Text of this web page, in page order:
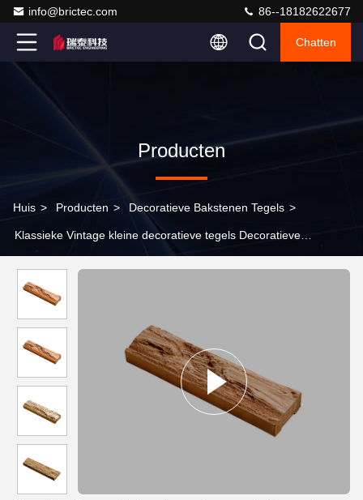
info@brictec.com 86--18182622677
Chatten
Producten
Huis > Producten > Decoratieve Bakstenen Tegels >
Klassieke Vintage kleine decoratieve tegels Decoratieve